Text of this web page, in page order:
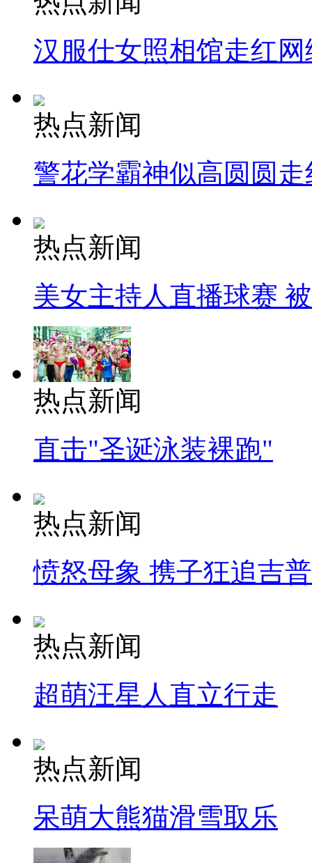
汉服仕女照相馆走红网
热点新闻
警花学霸神似高圆圆走
热点新闻
美女主持人直播球赛
热点新闻
直击"圣诞泳装裸跑"
热点新闻
愤怒母象 携子狂追吉
热点新闻
超萌汪星人直立行走
热点新闻
呆萌大熊猫滑雪取乐